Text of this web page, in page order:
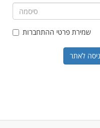
שמירת פרטי ההתחברות